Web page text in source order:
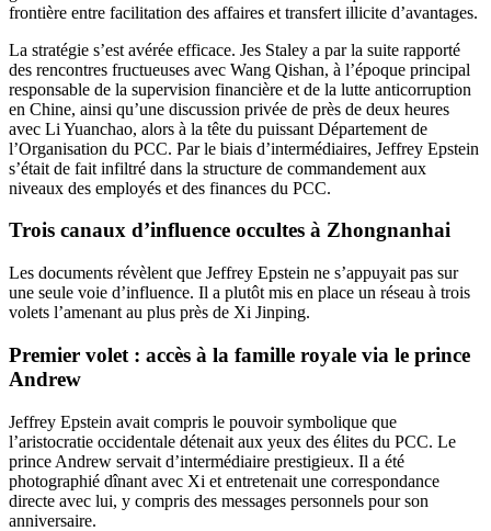
frontière entre facilitation des affaires et transfert illicite d’avantages.
La stratégie s’est avérée efficace. Jes Staley a par la suite rapporté
des rencontres fructueuses avec Wang Qishan, à l’époque principal
responsable de la supervision financière et de la lutte anticorruption
en Chine, ainsi qu’une discussion privée de près de deux heures
avec Li Yuanchao, alors à la tête du puissant Département de
l’Organisation du PCC. Par le biais d’intermédiaires, Jeffrey Epstein
s’était de fait infiltré dans la structure de commandement aux
niveaux des employés et des finances du PCC.
Trois canaux d’influence occultes à Zhongnanhai
Les documents révèlent que Jeffrey Epstein ne s’appuyait pas sur
une seule voie d’influence. Il a plutôt mis en place un réseau à trois
volets l’amenant au plus près de Xi Jinping.
Premier volet : accès à la famille royale via le prince
Andrew
Jeffrey Epstein avait compris le pouvoir symbolique que
l’aristocratie occidentale détenait aux yeux des élites du PCC. Le
prince Andrew servait d’intermédiaire prestigieux. Il a été
photographié dînant avec Xi et entretenait une correspondance
directe avec lui, y compris des messages personnels pour son
anniversaire.